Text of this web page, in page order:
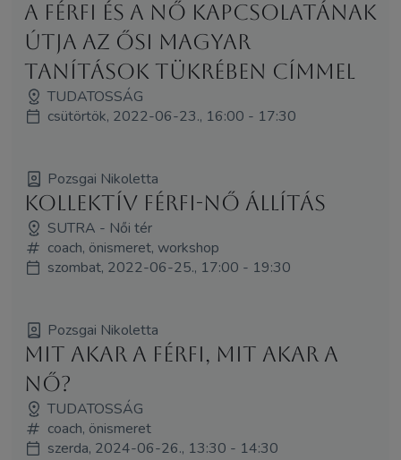
A Férfi és a Nő kapcsolatának
útja az ősi magyar
tanítások tükrében címmel
TUDATOSSÁG
csütörtök, 2022-06-23., 16:00 - 17:30
Pozsgai Nikoletta
Kollektív Férfi-Nő Állítás
SUTRA - Női tér
coach, önismeret, workshop
szombat, 2022-06-25., 17:00 - 19:30
Pozsgai Nikoletta
Mit akar a férfi, mit akar a
nő?
TUDATOSSÁG
coach, önismeret
szerda, 2024-06-26., 13:30 - 14:30